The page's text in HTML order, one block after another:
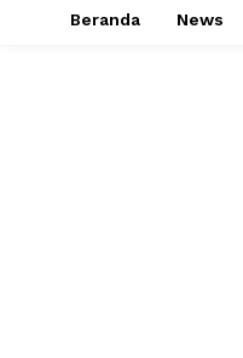
Beranda News